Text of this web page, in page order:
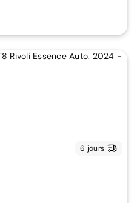
6 jours